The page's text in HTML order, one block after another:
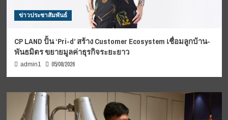
ข่าวประชาสัมพันธ์
CP LAND ปั้น ‘Pri-d’ สร้าง Customer Ecosystem เชื่อมลูกบ้าน-
พันธมิตร ขยายมูลค่าธุรกิจระยะยาว
admin1 05/08/2026